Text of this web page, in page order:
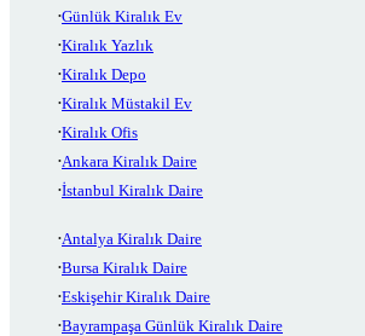
Günlük Kiralık Ev
Kiralık Yazlık
Kiralık Depo
Kiralık Müstakil Ev
Kiralık Ofis
Ankara Kiralık Daire
İstanbul Kiralık Daire
Antalya Kiralık Daire
Bursa Kiralık Daire
Eskişehir Kiralık Daire
Bayrampaşa Günlük Kiralık Daire